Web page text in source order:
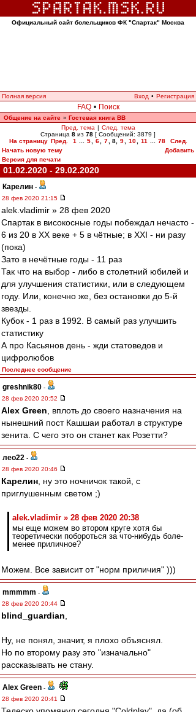
Официальный сайт болельщиков ФК "Спартак" Москва
Полная версия Вход • Регистрация
FAQ • Поиск
Общение на сайте » Гостевая книга ВВ
Пред. тема | След. тема
Страница 8 из 78 [ Сообщений: 3879 ]
На страницу Пред. 1 5 6 7 8, 9 10 11 78
След.
Начать новую тему
Добавить
Версия для печати
01.02.2020 - 29.02.2020
Карелин -
28 фев 2020 21:15
alek.vladimir » 28 фев 2020
Спартак в високосные годы побеждал нечасто -
6 из 20 в ХХ веке + 5 в чётные; в ХХI - ни разу
(пока)
Зато в нечётные годы - 11 раз
Так что на выбор - либо в столетний юбилей и
для улучшения статистики, или в следующем
году. Или, конечно же, без остановки до 5-й
звезды.
Кубок - 1 раз в 1992. В самый раз улучшить
статистику
А про Касьянов день - жди статоведов и
цифролюбов
Последнее сообщение
greshnik80 -
28 фев 2020 20:52
Alex Green , вплоть до своего назначения на
нынешний пост Кашшаи работал в структуре
зенита. С чего это он станет как Розетти?
лео22 -
28 фев 2020 20:46
Карелин , ну это ночничок такой, с
приглушенным светом ;)
alek.vladimir » 28 фев 2020 20:38
мы еще можем во втором круге хотя бы
теоретически побороться за что-нибудь боле-
менее приличное?
Можем. Все зависит от "норм приличия" )))
mmmmm -
28 фев 2020 20:44
blind_guardian
Ну, не понял, значит, я плохо объяснял.
Но по второму разу это "изначально"
рассказывать не стану.
Alex Green -
28 фев 2020 20:41